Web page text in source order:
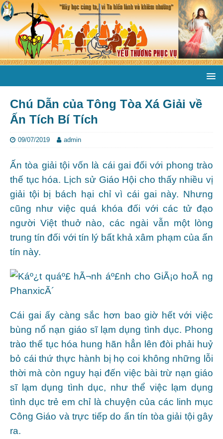
Chú Dẫn của Tông Tòa Xá Giải về
Ấn Tích Bí Tích
09/07/2019 admin
Ấn tòa giải tội vốn là cái gai đối với phong trào
thế tục hóa. Lịch sử Giáo Hội cho thấy nhiều vị
giải tội bị bách hại chỉ vì cái gai này. Nhưng
cũng như việc quá khóa đối với các tử đạo
người Việt thuở nào, các ngài vẫn một lòng
trung tín đối với tín lý bất khả xâm phạm của ấn
tín này.
Cái gai ấy càng sắc hơn bao giờ hết với việc
bùng nổ nạn giáo sĩ lạm dụng tình dục. Phong
trào thế tục hóa hung hãn hẳn lên đòi phải huỷ
bỏ cái thứ thực hành bị họ coi không những lỗi
thời mà còn nguy hại đến việc bài trừ nạn giáo
sĩ lạm dụng tình dục, như thể việc lạm dụng
tình dục trẻ em chỉ là chuyện của các linh mục
Công Giáo và trực tiếp do ấn tín tòa giải tội gây
ra.